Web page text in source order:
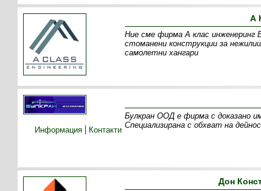
А
Ние сме фирма А клас инженеринг
стоманени конструкции за
самолетни хангари
Булкран ООД е фирма с доказано
Специализирана с обхват на
Информация Контакти
Дон